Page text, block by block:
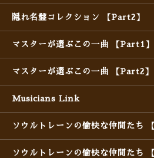
隠れ名盤コレクション 【Part2】
マスターが選ぶこの一曲 【Part1】
マスターが選ぶこの一曲 【Part2】
Musicians Link
ソウルトレーンの愉快な仲間たち
ソウルトレーンの愉快な仲間たち